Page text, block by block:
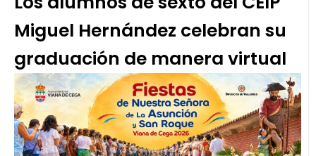
Miguel Hernández celebran su
graduación de manera virtual